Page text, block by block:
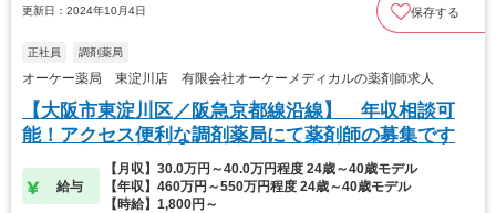
更新日：2024年10月4日 保存する
正社員 調剤薬局
オーケー薬局 東淀川店 有限会社オーケーメディカルの薬剤師求人
【大阪市東淀川区／阪急京都線沿線】 年収相談可
能！アクセス便利な調剤薬局にて薬剤師の募集です
給与
【月収】30.0万円～40.0万円程度 24歳～40歳モデル
【年収】460万円～550万円程度 24歳～40歳モデル
【時給】1,800円～